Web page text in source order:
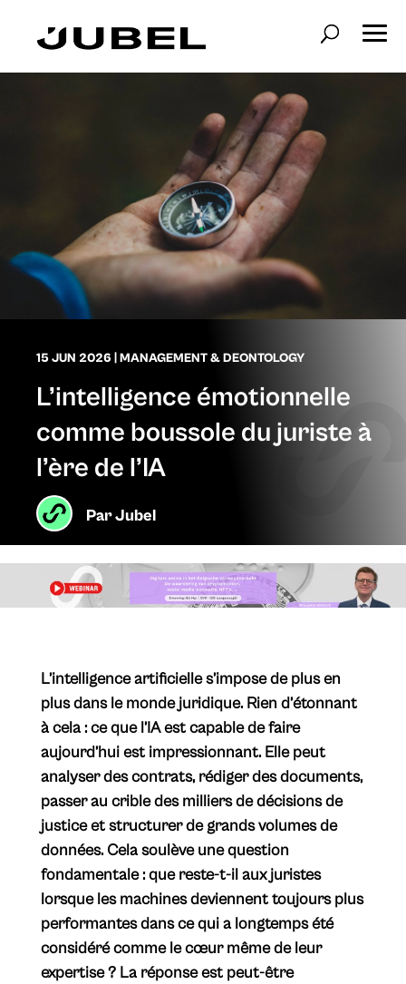
15 JUN 2026 MANAGEMENT & DEONTOLOGY
L’intelligence émotionnelle
comme boussole du juriste à
l’ère de l’IA
ParJubel
L’intelligence artificielle s’impose de plus en
plus dans le monde juridique. Rien d’étonnant
à cela : ce que l’IA est capable de faire
aujourd’hui est impressionnant. Elle peut
analyser des contrats, rédiger des documents,
passer au crible des milliers de décisions de
justice et structurer de grands volumes de
données. Cela soulève une question
fondamentale : que reste-t-il aux juristes
lorsque les machines deviennent toujours plus
performantes dans ce qui a longtemps été
considéré comme le cœur même de leur
expertise ? La réponse est peut-être